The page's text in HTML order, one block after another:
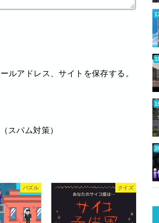
ルアドレス、サイトを保存する。
スパム対策）
パズル クイズ